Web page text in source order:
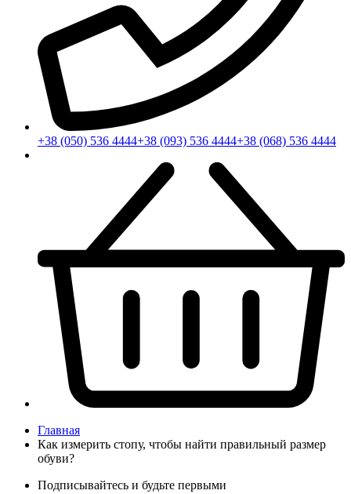
+38 (050) 536 4444+38 (093) 536 4444+38 (068) 536 4444
Главная
Как измерить стопу, чтобы найти правильный размер
обуви?
Подписывайтесь и будьте первыми